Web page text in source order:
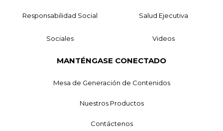
Responsabilidad Social Salud Ejecutiva
Sociales Videos
MANTÉNGASE CONECTADO
Mesa de Generación de Contenidos
Nuestros Productos
Contáctenos